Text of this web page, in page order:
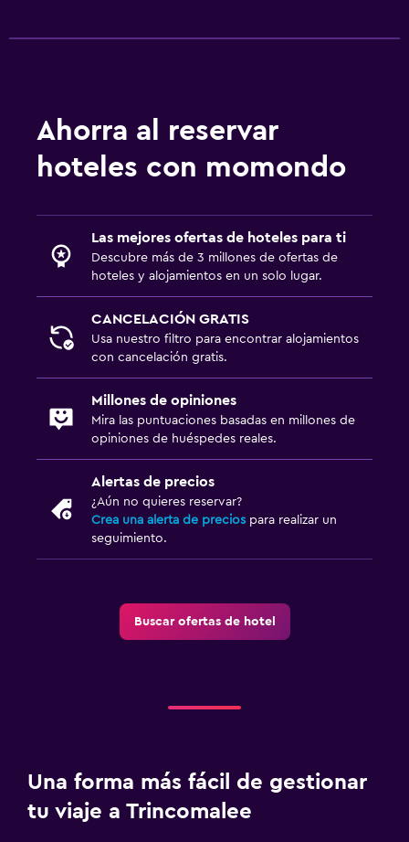
Ahorra al reservar
hoteles con momondo
Las mejores ofertas de hoteles para ti
Descubre más de 3 millones de ofertas de
hoteles y alojamientos en un solo lugar.
CANCELACIÓN GRATIS
Usa nuestro filtro para encontrar alojamientos
con cancelación gratis.
Millones de opiniones
Mira las puntuaciones basadas en millones de
opiniones de huéspedes reales.
Alertas de precios
¿Aún no quieres reservar?
Crea una alerta de precios para realizar un
seguimiento.
Buscar ofertas de hotel
Una forma más fácil de gestionar
tu viaje a Trincomalee